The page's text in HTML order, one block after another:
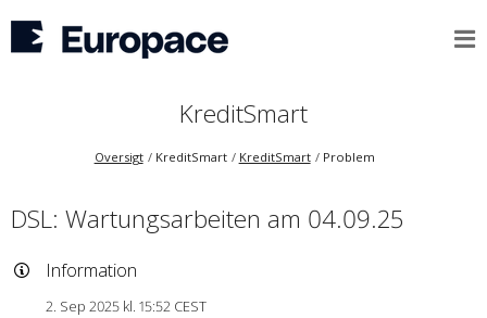
KreditSmart
Oversigt KreditSmart KreditSmart Problem
DSL: Wartungsarbeiten am 04.09.25
Information
2. Sep 2025 kl. 15:52 CEST